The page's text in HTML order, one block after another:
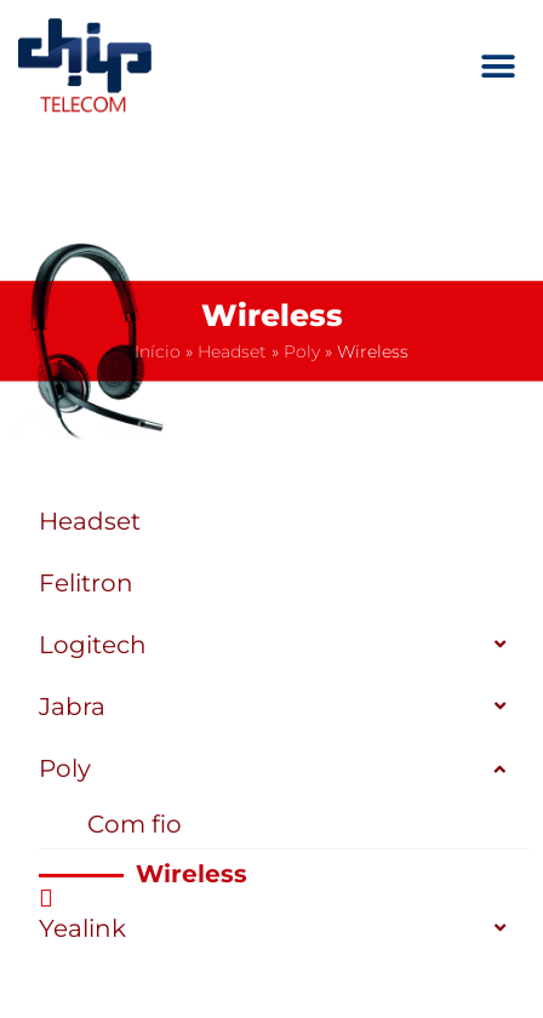
Wireless
Início » Headset » Poly » Wireless
Headset
Felitron
Logitech
Jabra
Poly
Com fio
Wireless
Yealink